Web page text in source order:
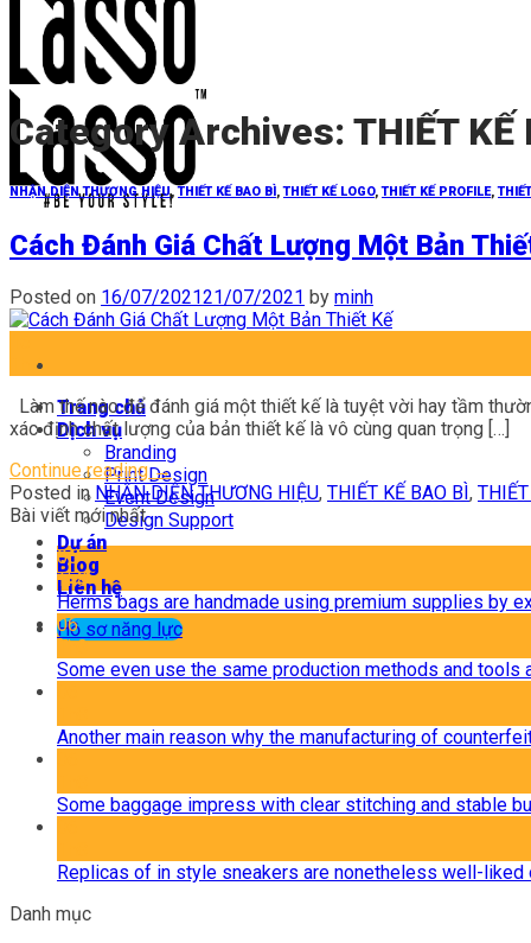
Trang chủ
Dịch vụ
Branding
Print Design
Event Design
Design Support
Dự án
Blog
Liên hệ
Hồ sơ năng lực
Category Archives: THIẾT KẾ
NHẬN DIỆN THƯƠNG HIỆU,THIẾT KẾ BAO BÌ ,THIẾT KẾ LOGO,THIẾT KẾ PROFILE,
Cách Đánh Giá Chất Lượng Một Bản
Posted on 16/07/202121/07/2021 by minh
Th7
Làm thế nào để đánh giá một thiết kế là tuyệt vời hay tầm
xác định chất lượng của bản thiết kế là vô cùng quan trọng […]
Continue reading→
Posted in NHẬN DIỆN THƯƠNG HIỆU, THIẾT KẾ BAO BÌ , THIẾT
Bài viết mới nhất
06
Th8
Herms bags are handmade using premium supplies by
06
Th8
Some even use the same production methods and tools
Another main reason why the manufacturing of
Some baggage impress with clear stitching and stable
Replicas of in style sneakers are nonetheless well-liked
Danh mục